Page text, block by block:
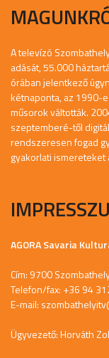
A televízó
adását, 55.000
órában jelentkező
kétnaponta, az 1990-
műsorok váltották.
szeptemberé-től
rendszeresen fogad
gyakorlati ismereteket
AGORA Savaria
Cím: 9700
Telefon/fax: +36 94
E-mail:
Ügyvezető: Horváth